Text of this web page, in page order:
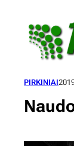
turinio
PIRKINIAI